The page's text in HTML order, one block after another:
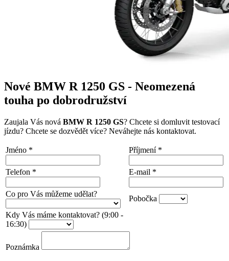
Nové BMW R 1250 GS - Neomezená
touha po dobrodružství
Zaujala Vás nová BMW R 1250 GS? Chcete si domluvit testovací
jízdu? Chcete se dozvědět více? Neváhejte nás kontaktovat.
Jméno * Příjmení *
Telefon * E-mail *
Co pro Vás můžeme udělat?
Pobočka
Kdy Vás máme kontaktovat? (9:00 -
16:30)
Poznámka